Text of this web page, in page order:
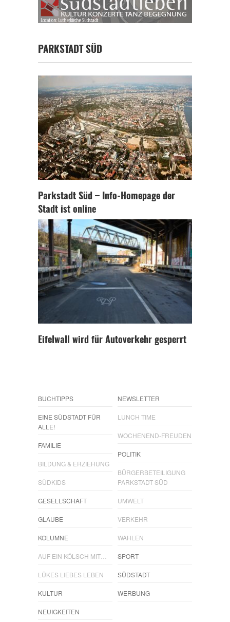
PARKSTADT SÜD
Parkstadt Süd – Info-Homepage der
Stadt ist online
Eifelwall wird für Autoverkehr gesperrt
BUCHTIPPS
EINE SÜDSTADT FÜR
ALLE!
FAMILIE
BILDUNG & ERZIEHUNG
SÜDKIDS
GESELLSCHAFT
GLAUBE
KOLUMNE
AUF EIN KÖLSCH MIT…
LÜKES LIEBES LEBEN
KULTUR
NEUIGKEITEN
NEWSLETTER
LUNCH TIME
WOCHENEND-FREUDEN
POLITIK
BÜRGERBETEILIGUNG
PARKSTADT SÜD
UMWELT
VERKEHR
WAHLEN
SPORT
SÜDSTADT
WERBUNG